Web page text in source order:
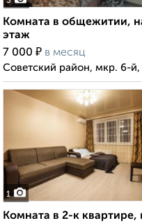
Комната в общежитии,
этаж
7 000 ₽ в месяц
Советский район, мкр. 6-
1
Комната в 2-к квартире,